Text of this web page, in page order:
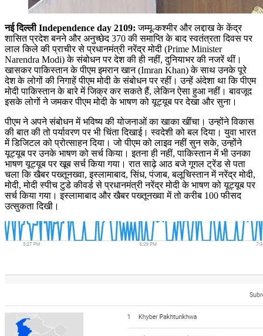
नई दिल्लीIndependence day 2109:जम्मू-कश्मीर और लद्दाख के केंद्र
शासित प्रदेश बनने और अनुच्छेद 370 की समाप्ति के बाद स्वतंत्रता दिवस पर
लाल किले की प्राचीर से प्रधानमंत्री नरेंद्र मोदी (Prime Minister
Narendra Modi) के संबोधन पर देश की ही नहीं, दुनियाभर की नजरें थीं।
खासकर पाकिस्तान के पीएम इमरान खान (Imran Khan) के साथ उनके पूरे
देश के लोगों की निगाहें पीएम मोदी के संबोधन पर रहीं। उन्हें अंदेशा था कि पीएम
मोदी पाकिस्तान के बारे में जिक्र कर सकते हैं, लेकिन ऐसा हुआ नहीं। बावजूद
इसके लोगों ने जमकर पीएम मोदी के भाषण को यूट्यूब पर देखा और सुना।
पीएम ने अपने संबोधन में भविष्य की योजनाओं का खाका खींचा। उन्होंने विकास
की बात की तो पर्यावरण पर भी चिंता दिखाई। स्वदेशी को बल दिया। युवा भारत
में डिजिटल को प्रोत्साहन दिया। जो पीएम को लाइव नहीं सुन सके, उन्होंने
यूट्यूब पर उनके भाषण को सर्च किया। इतना ही नहीं, पाकिस्तान में भी उनका
भाषण यूट्यूब पर खूब सर्च किया गया। रात साढ़े आठ बजे गूगल ट्रेंड से पता
चला कि खैबर पख्तूनख्वा, इस्लामाबाद, सिंध, पंजाब, बलूचिस्तान में नरेंद्र मोदी,
मोदी, मोदी स्पीच टुडे कीवर्ड से प्रधानमंत्री नरेंद्र मोदी के भाषण को यूट्यूब पर
सर्च किया गया। इस्लामाबाद और खैबर पख्तूनख्वा में तो करीब 100 फीसद
उत्सुकता दिखी।